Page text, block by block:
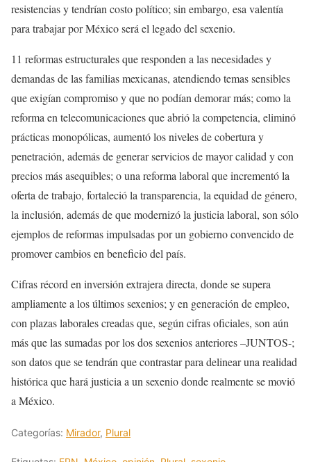
resistencias y tendrían costo político; sin embargo, esa valentía
para trabajar por México será el legado del sexenio.
11 reformas estructurales que responden a las necesidades y
demandas de las familias mexicanas, atendiendo temas sensibles
que exigían compromiso y que no podían demorar más; como la
reforma en telecomunicaciones que abrió la competencia, eliminó
prácticas monopólicas, aumentó los niveles de cobertura y
penetración, además de generar servicios de mayor calidad y con
precios más asequibles; o una reforma laboral que incrementó la
oferta de trabajo, fortaleció la transparencia, la equidad de género,
la inclusión, además de que modernizó la justicia laboral, son sólo
ejemplos de reformas impulsadas por un gobierno convencido de
promover cambios en beneficio del país.
Cifras récord en inversión extrajera directa, donde se supera
ampliamente a los últimos sexenios; y en generación de empleo,
con plazas laborales creadas que, según cifras oficiales, son aún
más que las sumadas por los dos sexenios anteriores –JUNTOS-;
son datos que se tendrán que contrastar para delinear una realidad
histórica que hará justicia a un sexenio donde realmente se movió
a México.
Categorías: Mirador, Plural